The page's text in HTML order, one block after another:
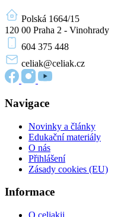
Polská 1664/15
120 00 Praha 2 - Vinohrady
604 375 448
celiak@celiak.cz
Navigace
Novinky a články
Edukační materiály
O nás
Přihlášení
Zásady cookies (EU)
Informace
O celiakii